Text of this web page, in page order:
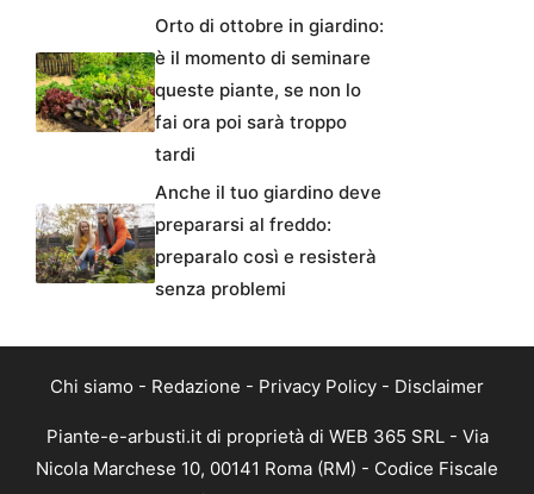
Orto di ottobre in giardino:
è il momento di seminare
queste piante, se non lo
fai ora poi sarà troppo
tardi
Anche il tuo giardino deve
prepararsi al freddo:
preparalo così e resisterà
senza problemi
Chi siamo - Redazione - Privacy Policy - Disclaimer
Piante-e-arbusti.it di proprietà di WEB 365 SRL - Via
Nicola Marchese 10, 00141 Roma (RM) - Codice Fiscale